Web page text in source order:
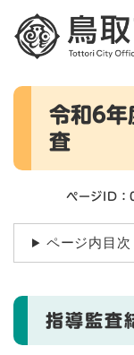
本
令和6年
査
ページID
ページ内目次
指導監査